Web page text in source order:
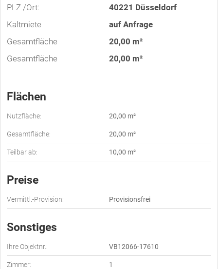
PLZ /Ort:
40221 Düsseldorf
Kaltmiete
auf Anfrage
Gesamtfläche
20,00 m²
Gesamtfläche
20,00 m²
Flächen
Nutzfläche: 20,00 m²
Gesamtfläche: 20,00 m²
Teilbar ab: 10,00 m²
Preise
Vermittl.-Provision: Provisionsfrei
Sonstiges
Ihre Objektnr.: VB12066-17610
Zimmer: 1